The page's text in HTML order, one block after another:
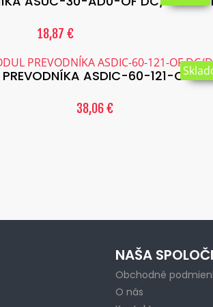
18,87 €
PREVODNÍKA ASDIC-60-121-OF
38,06 €
NAŠA
Obchodné
O nás